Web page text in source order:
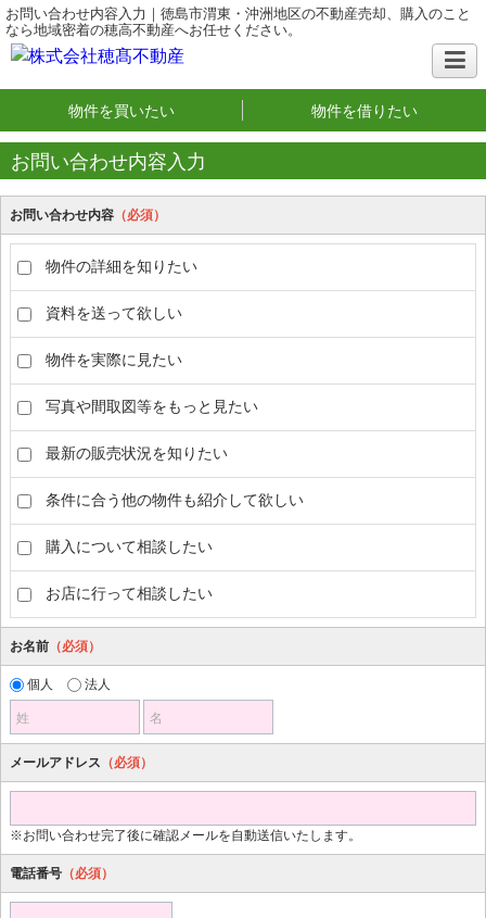
お問い合わせ内容入力｜徳島市渭東・沖洲地区の不動産売却、購入のこと
なら地域密着の穂高不動産へお任せください。
物件を買いたい 物件を借りたい
お問い合わせ内容入力
お問い合わせ内容 （必須）
物件の詳細を知りたい
資料を送って欲しい
物件を実際に見たい
写真や間取図等をもっと見たい
最新の販売状況を知りたい
条件に合う他の物件も紹介して欲しい
購入について相談したい
お店に行って相談したい
お名前 （必須）
個人 法人
姓 名
メールアドレス （必須）
※お問い合わせ完了後に確認メールを自動送信いたします。
電話番号 （必須）